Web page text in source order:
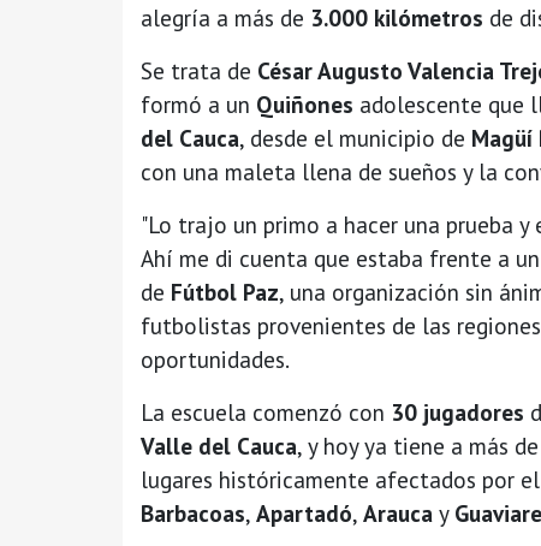
alegría a más de 3.000 kilómetros de
Se trata de César Augusto Valencia
formó a un Quiñones adolescente que
del Cauca, desde el municipio de Magüí
con una maleta llena de sueños y la
"Lo trajo un primo a hacer una prueba
Ahí me di cuenta que estaba frente a
de Fútbol Paz, una organización sin
futbolistas provenientes de las
oportunidades.
La escuela comenzó con 30 jugadores
Valle del Cauca, y hoy ya tiene a más de
lugares históricamente afectados por
Barbacoas, Apartadó, Arauca y Guaviare